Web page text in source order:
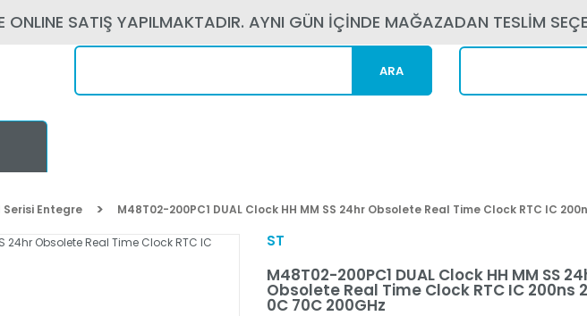
ONLINE SATIŞ YAPILMAKTADIR. AYNI GÜN İÇİNDE MAĞAZADAN TESLİM
ARA
Serisi Entegre M48T02-200PC1 DUAL Clock HH MM SS 24hr Obsolete Real Time Clock RTC IC
ST
M48T02-200PC1 DUAL Clock HH MM SS
Obsolete Real Time Clock RTC IC 200ns
0C 70C 200GHz